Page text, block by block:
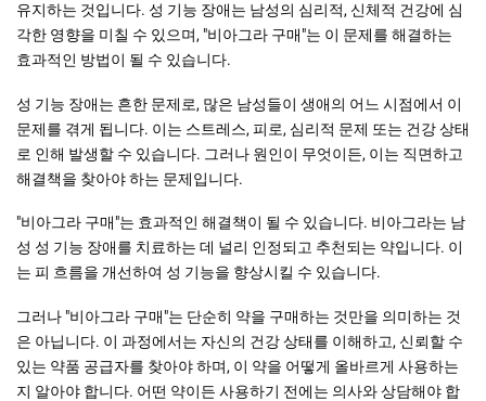
유지하는 것입니다. 성 기능 장애는 남성의 심리적, 신체적 건강에 심
각한 영향을 미칠 수 있으며, "비아그라 구매"는 이 문제를 해결하는
효과적인 방법이 될 수 있습니다.
성 기능 장애는 흔한 문제로, 많은 남성들이 생애의 어느 시점에서 이
문제를 겪게 됩니다. 이는 스트레스, 피로, 심리적 문제 또는 건강 상태
로 인해 발생할 수 있습니다. 그러나 원인이 무엇이든, 이는 직면하고
해결책을 찾아야 하는 문제입니다.
"비아그라 구매"는 효과적인 해결책이 될 수 있습니다. 비아그라는 남
성 성 기능 장애를 치료하는 데 널리 인정되고 추천되는 약입니다. 이
는 피 흐름을 개선하여 성 기능을 향상시킬 수 있습니다.
그러나 "비아그라 구매"는 단순히 약을 구매하는 것만을 의미하는 것
은 아닙니다. 이 과정에서는 자신의 건강 상태를 이해하고, 신뢰할 수
있는 약품 공급자를 찾아야 하며, 이 약을 어떻게 올바르게 사용하는
지 알아야 합니다. 어떤 약이든 사용하기 전에는 의사와 상담해야 합